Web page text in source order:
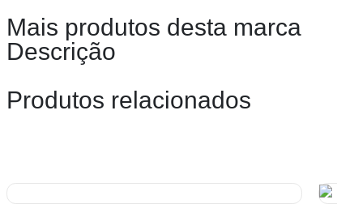
Mais produtos desta marca
Descrição
Produtos relacionados